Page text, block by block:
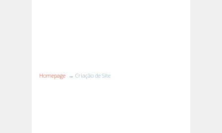
Homepage → Criação de Site